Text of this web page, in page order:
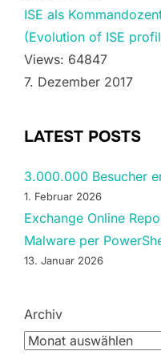
ISE als
(Evolution of ISE
Views: 64847
7. Dezember 2017
LATEST POSTS
3.000.000 Besucher
1. Februar 2026
Exchange Online
Malware per
13. Januar 2026
Archiv